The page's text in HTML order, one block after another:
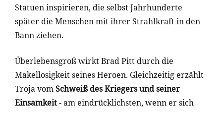
Statuen inspirieren, die selbst Jahrhunderte
später die Menschen mit ihrer Strahlkraft in den
Bann ziehen.
Überlebensgroß wirkt Brad Pitt durch die
Makellosigkeit seines Heroen. Gleichzeitig erzählt
Troja vomSchweiß des Kriegers und seiner
Einsamkeit- am eindrücklichsten, wenn er sich